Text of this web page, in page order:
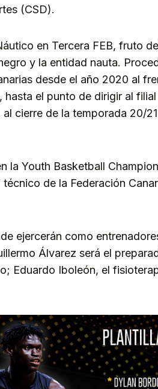
(CSD).
en Tercera FEB, fruto
y la entidad nauta.
desde el año 2020 al
el punto de dirigir al filial
cierre de la temporada 20/
la Youth Basketball
de la Federación
ejercerán como
Álvarez será el
Eduardo Iboleón, el